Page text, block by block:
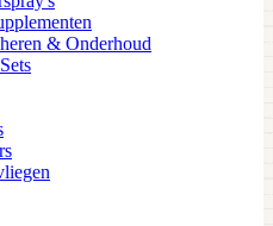
& Onderhoud